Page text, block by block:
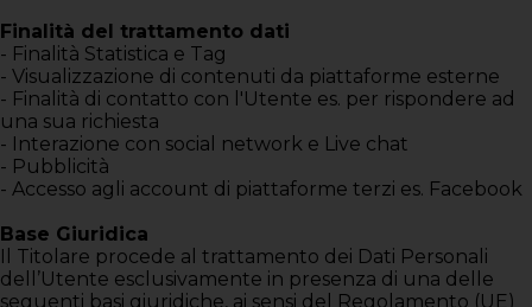
Finalità del trattamento dati
- Finalità Statistica e Tag
- Visualizzazione di contenuti da piattaforme esterne
- Finalità di contatto con l'Utente es. per rispondere ad
una sua richiesta
- Interazione con social network e Live chat
- Pubblicità
- Accesso agli account di piattaforme terzi es. Facebook
Base Giuridica
Il Titolare procede al trattamento dei Dati Personali
dell’Utente esclusivamente in presenza di una delle
seguenti basi giuridiche, ai sensi del Regolamento (UE)